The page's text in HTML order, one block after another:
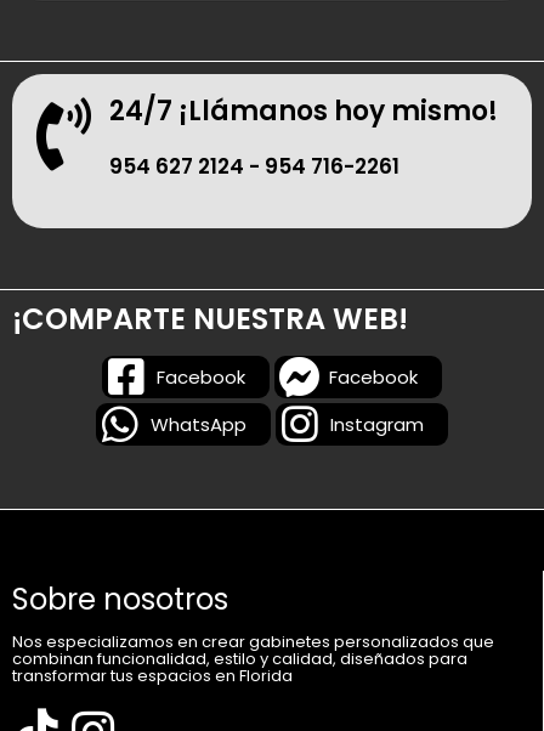
24/7 ¡Llámanos hoy mismo!
954 627 2124 - 954 716-2261
¡COMPARTE NUESTRA WEB!
Facebook
Facebook
WhatsApp
Instagram
Sobre nosotros
Nos especializamos en crear gabinetes personalizados que
combinan funcionalidad, estilo y calidad, diseñados para
transformar tus espacios en Florida